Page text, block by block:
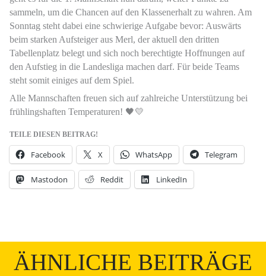
sammeln, um die Chancen auf den Klassenerhalt zu wahren. Am
Sonntag steht dabei eine schwierige Aufgabe bevor: Auswärts
beim starken Aufsteiger aus Merl, der aktuell den dritten
Tabellenplatz belegt und sich noch berechtigte Hoffnungen auf
den Aufstieg in die Landesliga machen darf. Für beide Teams
steht somit einiges auf dem Spiel.
Alle Mannschaften freuen sich auf zahlreiche Unterstützung bei
frühlingshaften Temperaturen! 🖤💛
TEILE DIESEN BEITRAG!
Facebook X WhatsApp Telegram
Mastodon Reddit LinkedIn
ÄHNLICHE BEITRÄGE